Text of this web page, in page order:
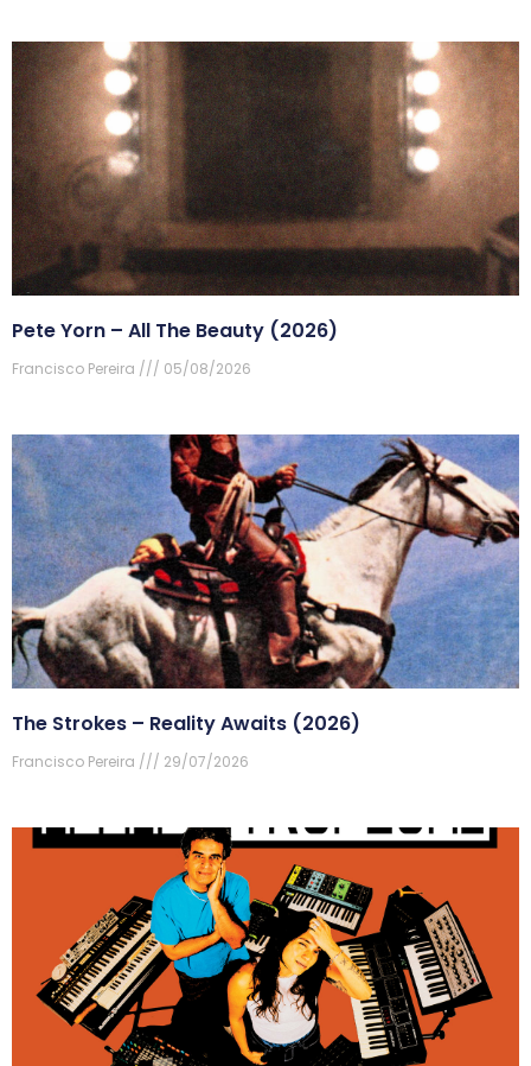
Pete Yorn – All The Beauty (2026)
Francisco Pereira 05/08/2026
The Strokes – Reality Awaits (2026)
Francisco Pereira 29/07/2026